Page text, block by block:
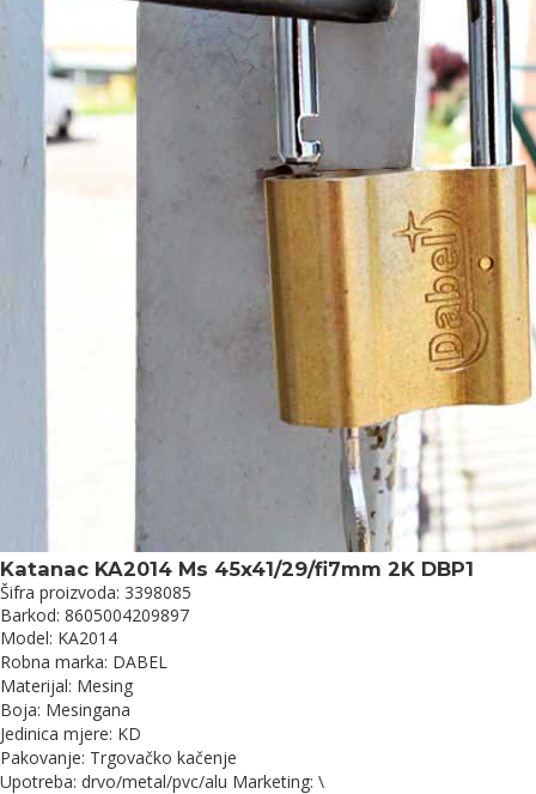
Katanac KA2014 Ms 45x41/29/fi7mm 2K DBP1
Šifra proizvoda: 3398085
Barkod: 8605004209897
Model: KA2014
Robna marka: DABEL
Materijal: Mesing
Boja: Mesingana
Jedinica mjere: KD
Pakovanje: Trgovačko kačenje
Upotreba: drvo/metal/pvc/alu Marketing: \